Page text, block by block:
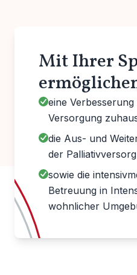
Mit Ihrer
eine
Versorgung
die Aus- und
der
sowie die
Betreuung in
wohnlicher